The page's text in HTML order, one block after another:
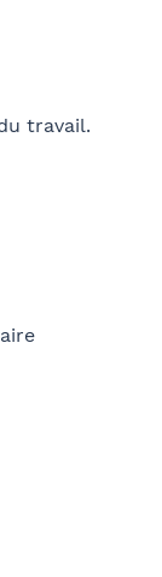
travail.